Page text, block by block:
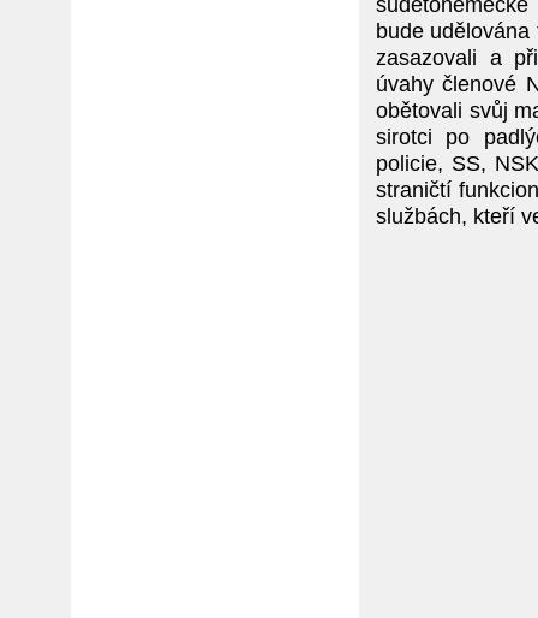
bude
zasazovali a
úvahy členové
obětovali svůj
sirotci po
policie, SS,
straničtí
službách, kteří